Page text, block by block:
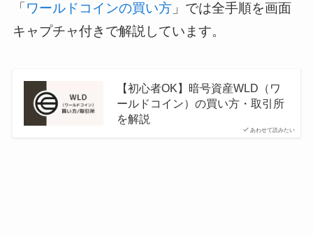
「 ワールドコインの買い方」では全手順を画面
キャプチャ付きで解説しています。
あわせて読みたい
【初心者OK】暗号資産WLD（ワ
ールドコイン）の買い方・取引所
を解説